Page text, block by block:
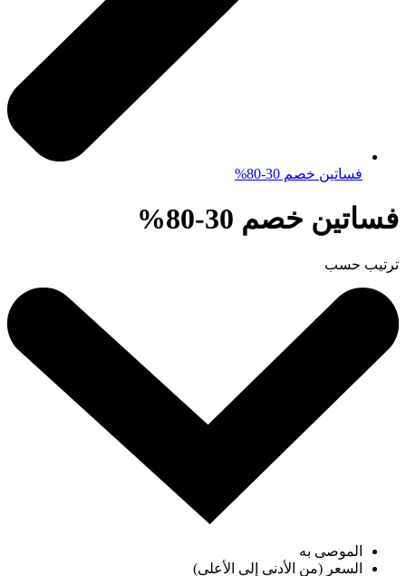
فساتين خصم 30-80%
فساتين خصم 30-80%
ترتيب حسب
الموصى به
السعر (من الأدنى إلى الأعلى)